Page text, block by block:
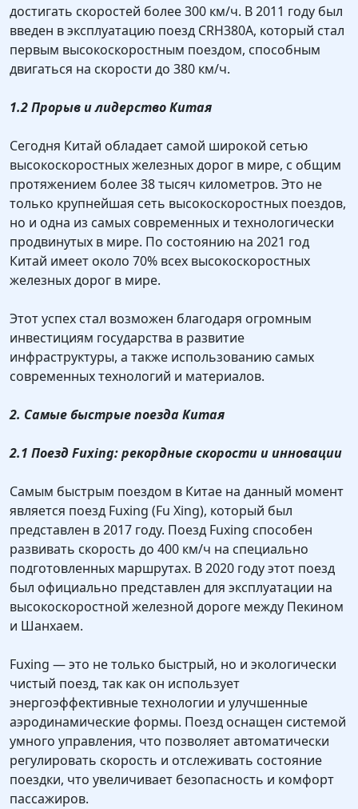
достигать скоростей более 300 км/ч. В 2011 году был
введен в эксплуатацию поезд CRH380A, который стал
первым высокоскоростным поездом, способным
двигаться на скорости до 380 км/ч.
1.2 Прорыв и лидерство Китая
Сегодня Китай обладает самой широкой сетью
высокоскоростных железных дорог в мире, с общим
протяжением более 38 тысяч километров. Это не
только крупнейшая сеть высокоскоростных поездов,
но и одна из самых современных и технологически
продвинутых в мире. По состоянию на 2021 год
Китай имеет около 70% всех высокоскоростных
железных дорог в мире.
Этот успех стал возможен благодаря огромным
инвестициям государства в развитие
инфраструктуры, а также использованию самых
современных технологий и материалов.
2. Самые быстрые поезда Китая
2.1 Поезд Fuxing: рекордные скорости и инновации
Самым быстрым поездом в Китае на данный момент
является поезд Fuxing (Fu Xing), который был
представлен в 2017 году. Поезд Fuxing способен
развивать скорость до 400 км/ч на специально
подготовленных маршрутах. В 2020 году этот поезд
был официально представлен для эксплуатации на
высокоскоростной железной дороге между Пекином
и Шанхаем.
Fuxing — это не только быстрый, но и экологически
чистый поезд, так как он использует
энергоэффективные технологии и улучшенные
аэродинамические формы. Поезд оснащен системой
умного управления, что позволяет автоматически
регулировать скорость и отслеживать состояние
поездки, что увеличивает безопасность и комфорт
пассажиров.